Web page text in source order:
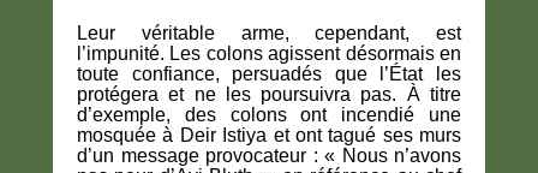
Leur véritable arme, cependant, est
l’impunité. Les colons agissent désormais en
toute confiance, persuadés que l’État les
protégera et ne les poursuivra pas. À titre
d’exemple, des colons ont incendié une
mosquée à Deir Istiya et ont tagué ses murs
d’un message provocateur : « Nous n’avons